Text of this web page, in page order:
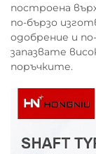
построена
по-бързо
одобрение и
запазвате
поръчките.